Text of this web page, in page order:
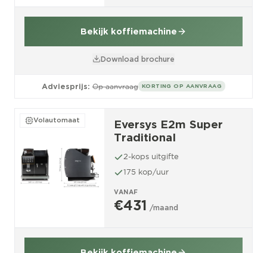
Bekijk koffiemachine
Download brochure
Adviesprijs: Op aanvraag KORTING OP AANVRAAG
Volautomaat
Eversys E2m Super
Traditional
2-kops uitgifte
175 kop/uur
VANAF
€431 /maand